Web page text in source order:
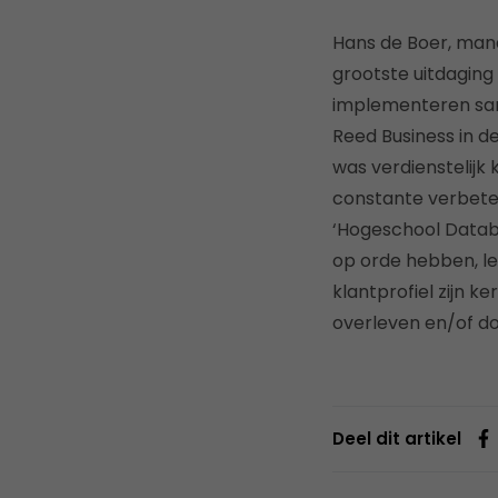
Hans de Boer,
grootste
implementeren
Reed Business in
was
constante
‘Hogeschool
op orde hebben,
klantprofiel zijn
overleven en/of
Deel dit artikel